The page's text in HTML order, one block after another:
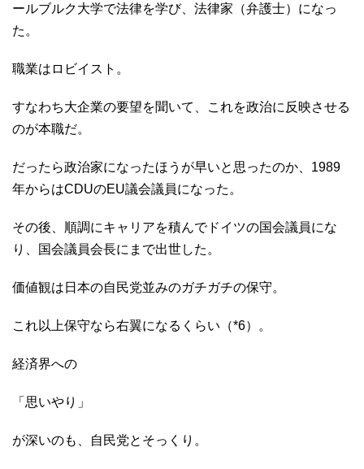
ールブルク大学で法律を学び、法律家（弁護士）になっ
た。
職業はロビイスト。
すなわち大企業の要望を聞いて、これを政治に反映させる
のが本職だ。
だったら政治家になったほうが早いと思ったのか、1989
年からはCDUのEU議会議員になった。
その後、順調にキャリアを積んでドイツの国会議員にな
り、国会議員会長にまで出世した。
価値観は日本の自民党並みのガチガチの保守。
これ以上保守なら右翼になるくらい（*6）。
経済界への
「思いやり」
が深いのも、自民党とそっくり。